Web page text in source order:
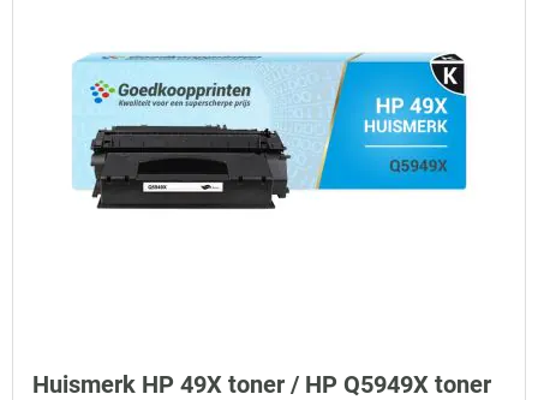
Huismerk HP 49X toner / HP Q5949X toner